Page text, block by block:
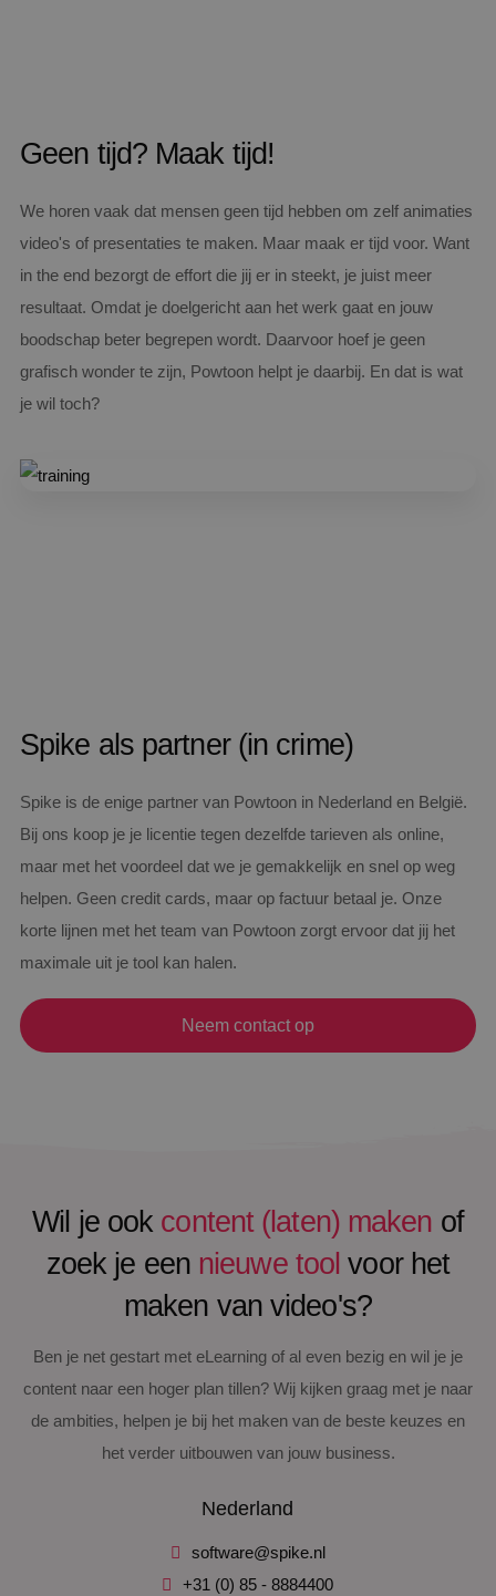
Geen tijd? Maak tijd!
We horen vaak dat mensen geen tijd hebben om zelf animaties
video's of presentaties te maken. Maar maak er tijd voor. Want
in the end bezorgt de effort die jij er in steekt, je juist meer
resultaat. Omdat je doelgericht aan het werk gaat en jouw
boodschap beter begrepen wordt. Daarvoor hoef je geen
grafisch wonder te zijn, Powtoon helpt je daarbij. En dat is wat
je wil toch?
Spike als partner (in crime)
Spike is de enige partner van Powtoon in Nederland en België.
Bij ons koop je je licentie tegen dezelfde tarieven als online,
maar met het voordeel dat we je gemakkelijk en snel op weg
helpen. Geen credit cards, maar op factuur betaal je. Onze
korte lijnen met het team van Powtoon zorgt ervoor dat jij het
maximale uit je tool kan halen.
Neem contact op
Wil je ook content (laten) maken of
zoek je een nieuwe tool voor het
maken van video's?
Ben je net gestart met eLearning of al even bezig en wil je je
content naar een hoger plan tillen? Wij kijken graag met je naar
de ambities, helpen je bij het maken van de beste keuzes en
het verder uitbouwen van jouw business.
Nederland
software@spike.nl
+31 (0) 85 - 8884400